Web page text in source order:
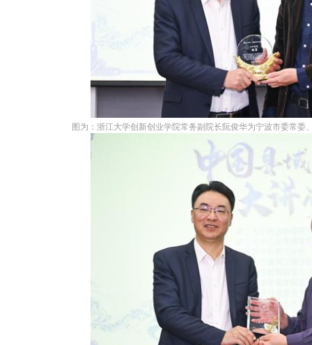
图为：浙江大学创新创业学院常务副院长阮俊华为宁波市委常委